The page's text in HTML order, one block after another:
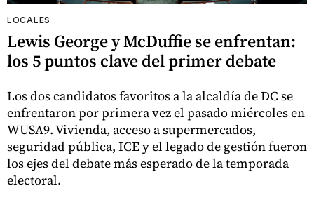
LOCALES
Lewis George y McDuffie se enfrentan:
los 5 puntos clave del primer debate
Los dos candidatos favoritos a la alcaldía de DC se
enfrentaron por primera vez el pasado miércoles en
WUSA9. Vivienda, acceso a supermercados,
seguridad pública, ICE y el legado de gestión fueron
los ejes del debate más esperado de la temporada
electoral.